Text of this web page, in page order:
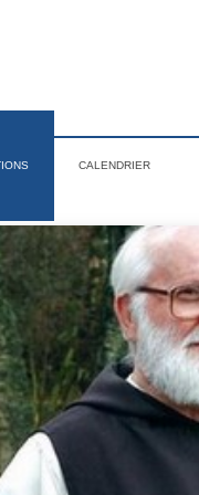
CALENDRIER